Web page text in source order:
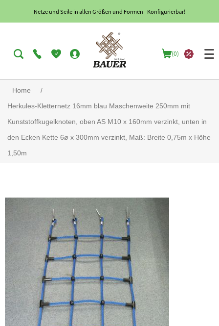
Netze und Seile in allen Größen und Formen - Konfigurierbar!
(0)
Home
/
Herkules-Kletternetz 16mm blau Maschenweite 250mm mit
Kunststoffkugelknoten, oben AS M10 x 160mm verzinkt, unten in
den Ecken Kette 6ø x 300mm verzinkt, Maß: Breite 0,75m x Höhe
1,50m